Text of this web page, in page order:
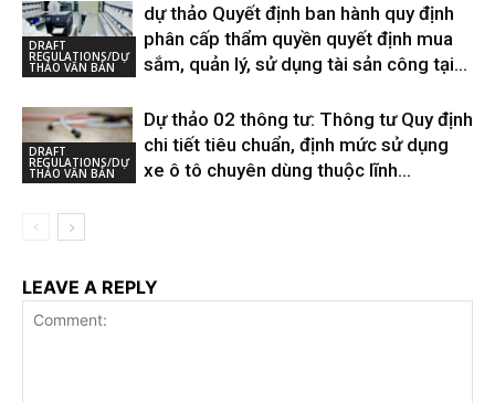
DRAFT
REGULATIONS/DỰ
THẢO VĂN BẢN
dự thảo Quyết định ban hành quy định
phân cấp thẩm quyền quyết định mua
sắm, quản lý, sử dụng tài sản công tại...
DRAFT
REGULATIONS/DỰ
THẢO VĂN BẢN
Dự thảo 02 thông tư: Thông tư Quy định
chi tiết tiêu chuẩn, định mức sử dụng
xe ô tô chuyên dùng thuộc lĩnh...
LEAVE A REPLY